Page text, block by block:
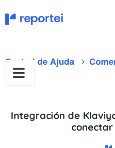
al
contenido
Central de Ajuda
Integración de